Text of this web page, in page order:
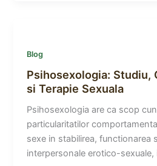
Blog
Psihosexologia: Studiu,
si Terapie Sexuala
Psihosexologia are ca scop
particularitatilor
sexe in stabilirea, functionarea
interpersonale erotico-sexuale,